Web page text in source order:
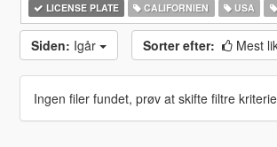
LICENSE PLATE CALIFORNIEN USA
Siden: Igår Sorter efter: Mest
Ingen filer fundet, prøv at skifte filtre